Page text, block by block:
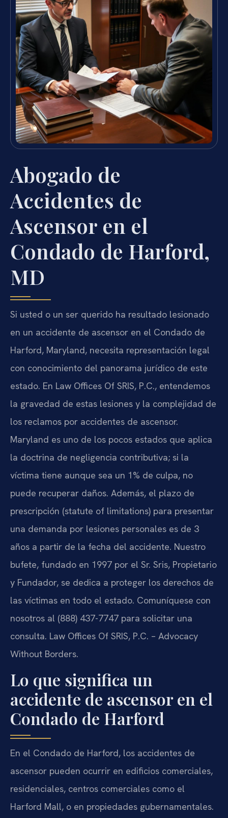
Abogado de
Accidentes de
Ascensor en el
Condado de Harford,
MD
Si usted o un ser querido ha resultado lesionado
en un accidente de ascensor en el Condado de
Harford, Maryland, necesita representación legal
con conocimiento del panorama jurídico de este
estado. En Law Offices Of SRIS, P.C., entendemos
la gravedad de estas lesiones y la complejidad de
los reclamos por accidentes de ascensor.
Maryland es uno de los pocos estados que aplica
la doctrina de negligencia contributiva; si la
víctima tiene aunque sea un 1% de culpa, no
puede recuperar daños. Además, el plazo de
prescripción (statute of limitations) para presentar
una demanda por lesiones personales es de 3
años a partir de la fecha del accidente. Nuestro
bufete, fundado en 1997 por el Sr. Sris, Propietario
y Fundador, se dedica a proteger los derechos de
las víctimas en todo el estado. Comuníquese con
nosotros al (888) 437-7747 para solicitar una
consulta. Law Offices Of SRIS, P.C. – Advocacy
Without Borders.
Lo que significa un
accidente de ascensor en el
Condado de Harford
En el Condado de Harford, los accidentes de
ascensor pueden ocurrir en edificios comerciales,
residenciales, centros comerciales como el
Harford Mall, o en propiedades gubernamentales.